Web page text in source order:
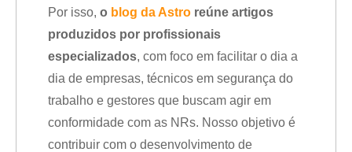
Por isso, o blog da Astro reúne artigos
produzidos por profissionais
especializados, com foco em facilitar o dia a
dia de empresas, técnicos em segurança do
trabalho e gestores que buscam agir em
conformidade com as NRs. Nosso objetivo é
contribuir com o desenvolvimento de